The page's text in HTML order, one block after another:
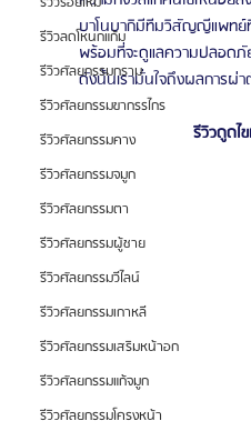
รีวิวลดโหนกแก้ม
รีวิวศัลยกรรมกราม
รีวิวศัลยกรรมขากรรไกร
รีวิวศัลยกรรมคาง
รีวิวศัลยกรรมจมูก
รีวิวศัลยกรรมตา
รีวิวศัลยกรรมผู้ชาย
รีวิวศัลยกรรมวีไลน์
รีวิวศัลยกรรมเกาหลี
รีวิวศัลยกรรมเสริมหน้าอก
รีวิวศัลยกรรมแก้จมูก
รีวิวศัลยกรรมโครงหน้า
บาโนบากิมีทีมวิสัญญีแพทย์ที่
พร้อมที่จะดูแลความปลอดภั
ดังนั้นเรามั่นใจถึงผลการผ่
รีวิวดูดไ